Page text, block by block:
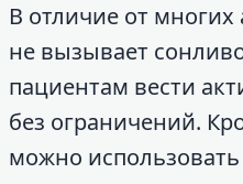
В отличие от
не вызывает
пациентам вести
без ограничений.
можно использовать